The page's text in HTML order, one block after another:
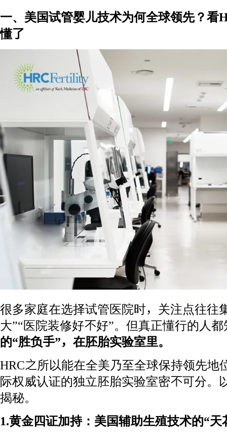
一、美国试管婴儿技术为何全球领先？看
懂了
很多家庭在选择试管医院时，关注点往往
大”“医院装修好不好”。但真正懂行的人
的“胜负手”，在胚胎实验室里。
HRC之所以能在全美乃至全球保持领先地
际权威认证的独立胚胎实验室密不可分。
揭秘。
1.黄金四证加持：美国辅助生殖技术的“天